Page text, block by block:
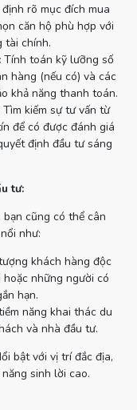
rõ mục đích mua
căn hộ phù hợp với
tài chính.
Tính toán kỹ lưỡng số
hàng (nếu có) và các
khả năng thanh toán.
Tìm kiếm sự tư vấn từ
để có được đánh giá
định đầu tư sáng
tư:
cũng có thể cân
như:
khách hàng độc
những người có
hạn.
năng khai thác du
và nhà đầu tư.
bật với vị trí đắc địa,
sinh lời cao.